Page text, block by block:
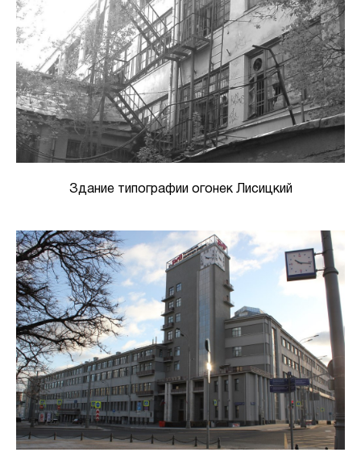
Здание типографии огонек Лисицкий